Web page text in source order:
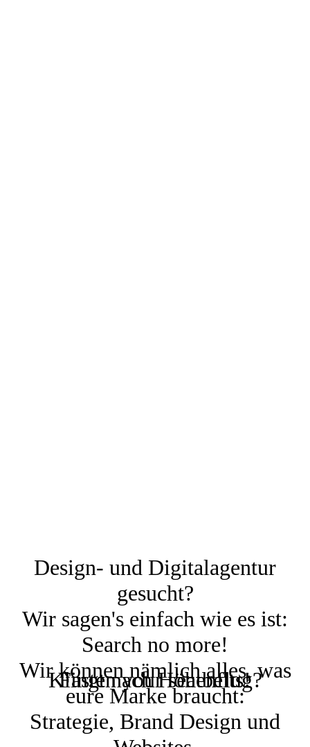
Design- und Digitalagentur
gesucht?
Wir sagen's einfach wie es ist:
Search no more!
Wir können nämlich alles, was
eure Marke braucht:
Strategie, Brand Design und
Klingt nach Höhenflug?
Fasten your seatbelts!